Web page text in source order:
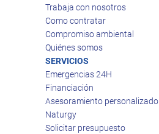
Trabaja con nosotros
Como contratar
Compromiso ambiental
Quiénes somos
SERVICIOS
Emergencias 24H
Financiación
Asesoramiento personalizado
Naturgy
Solicitar presupuesto